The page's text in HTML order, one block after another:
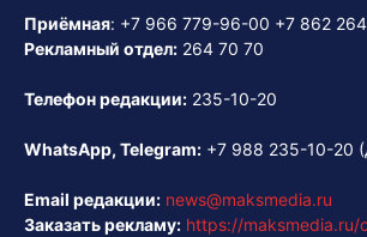
Приёмная: +7 966 779-96-00 +7 862
Рекламный отдел: 264 70 70
Телефон редакции: 235-10-20
WhatsApp, Telegram: +7 988 235-10-20
Email редакции: news@maksmedia.ru
Заказать рекламу: https://maksmedia.ru/